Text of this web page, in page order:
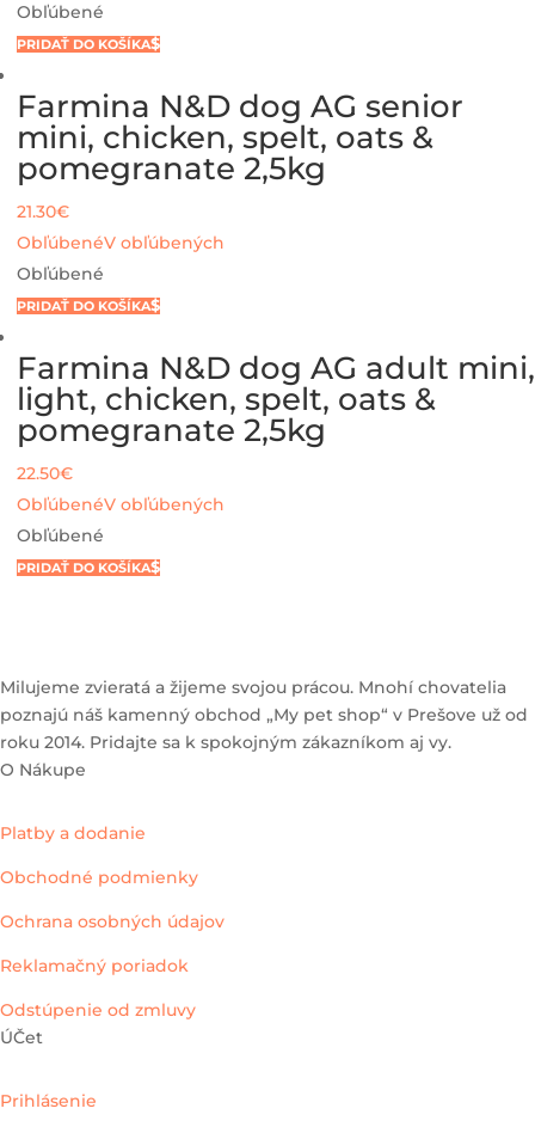
Obľúbené
PRIDAŤ DO KOŠÍKA
Farmina N&D dog AG senior
mini, chicken, spelt, oats &
pomegranate 2,5kg
21.30€
ObľúbenéV obľúbených
Obľúbené
PRIDAŤ DO KOŠÍKA
Farmina N&D dog AG adult mini,
light, chicken, spelt, oats &
pomegranate 2,5kg
22.50€
ObľúbenéV obľúbených
Obľúbené
PRIDAŤ DO KOŠÍKA
Milujeme zvieratá a žijeme svojou prácou. Mnohí chovatelia
poznajú náš kamenný obchod „My pet shop“ v Prešove už od
roku 2014. Pridajte sa k spokojným zákazníkom aj vy.
O Nákupe
Platby a dodanie
Obchodné podmienky
Ochrana osobných údajov
Reklamačný poriadok
Odstúpenie od zmluvy
ÚČet
Prihlásenie